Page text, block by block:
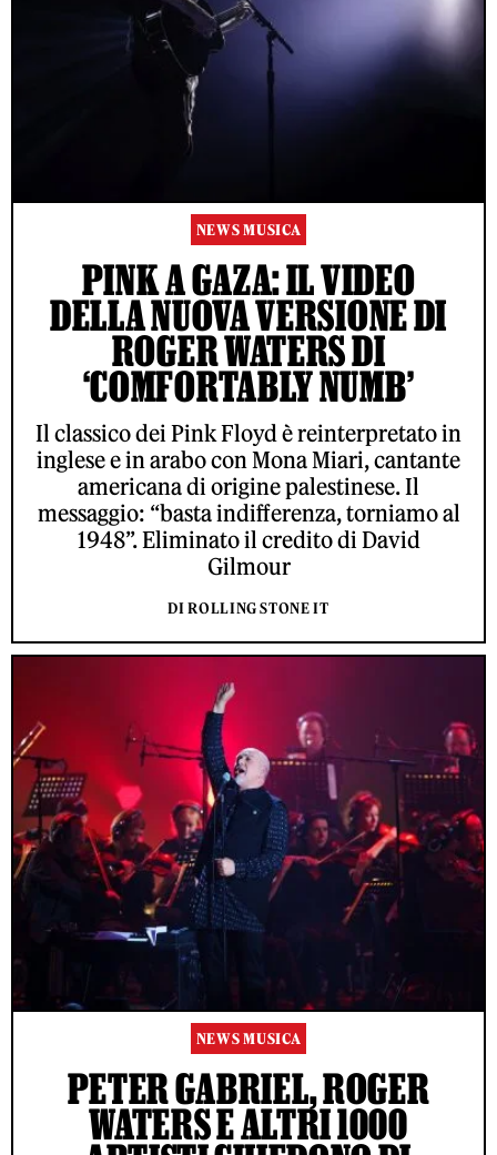
NEWS MUSICA
PINK A GAZA: IL VIDEO
DELLA NUOVA VERSIONE DI
ROGER WATERS DI
‘COMFORTABLY NUMB’
Il classico dei Pink Floyd è reinterpretato in
inglese e in arabo con Mona Miari, cantante
americana di origine palestinese. Il
messaggio: “basta indifferenza, torniamo al
1948”. Eliminato il credito di David
Gilmour
DI ROLLING STONE IT
NEWS MUSICA
PETER GABRIEL, ROGER
WATERS E ALTRI 1000